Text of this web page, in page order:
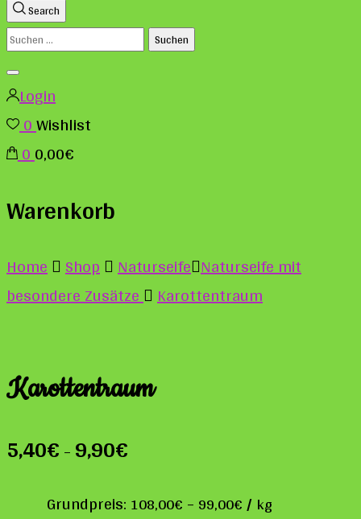
Search
Suchen
nach:
Login
0Wishlist
00,00€
Warenkorb
Home Shop Naturseife Naturseife mit
besondere Zusätze Karottentraum
Karottentraum
5,40€–9,90€
Grundpreis: 108,00€ – 99,00€/ kg